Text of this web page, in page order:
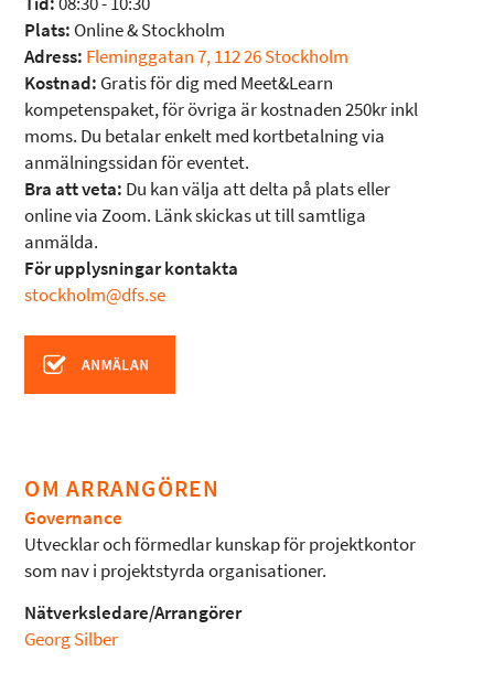
Plats: Online & Stockholm
Adress: Fleminggatan 7, 112 26 Stockholm
Kostnad: Gratis för dig med Meet&Learn
kompetenspaket, för övriga är kostnaden 250kr inkl
moms. Du betalar enkelt med kortbetalning via
anmälningssidan för eventet.
Bra att veta: Du kan välja att delta på plats eller
online via Zoom. Länk skickas ut till samtliga
anmälda.
För upplysningar kontakta
stockholm@dfs.se
OM ARRANGÖREN
Governance
Utvecklar och förmedlar kunskap för projektkontor
som nav i projektstyrda organisationer.
Nätverksledare/Arrangörer
Georg Silber